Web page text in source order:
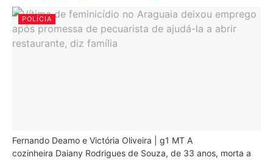
POLÍCIA
Fernando Deamo e Victória Oliveira | g1 MT A
cozinheira Daiany Rodrigues de Souza, de 33 anos, morta a